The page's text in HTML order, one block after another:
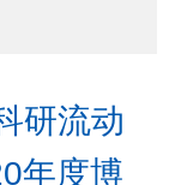
研流动
年度博